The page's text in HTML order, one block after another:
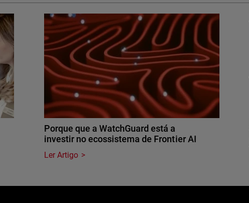
Porque que a WatchGuard está a
investir no ecossistema de Frontier AI
Ler Artigo